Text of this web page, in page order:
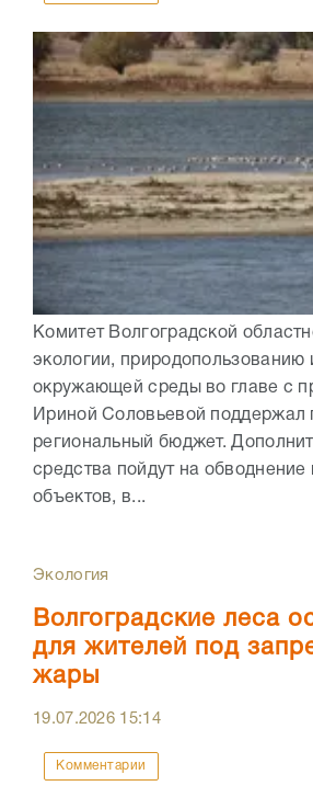
Комитет Волгоградской
экологии, природопользованию
окружающей среды во главе с
Ириной Соловьевой поддержал
региональный бюджет.
средства пойдут на обводнение
объектов, в...
Экология
Волгоградские леса
для жителей под
жары
19.07.2026 15:14
Комментарии